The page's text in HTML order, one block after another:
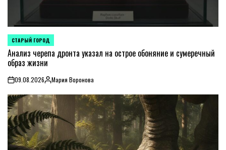
POSTED
IN
СТАРЫЙ ГОРОД
Анализ черепа дронта указал на острое обоняние и сумеречный
образ жизни
on09.08.2026Posted
by
Мария Воронова